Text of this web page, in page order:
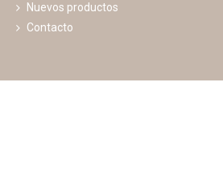
Nuevos productos
Contacto